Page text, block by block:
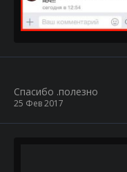
Спасибо .полезно
25 Фев 2017